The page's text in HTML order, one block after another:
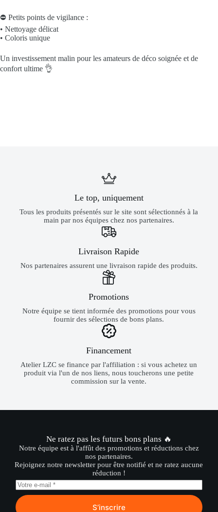
⛔ Petits points de vigilance :
• Nettoyage délicat
• Coloris unique
Un investissement malin pour les amateurs de déco soignée et de
confort ultime 👌
Le top, uniquement
Tous les produits présentés sur le site sont sélectionnés à la
main par nos équipes chez nos partenaires.
Livraison Rapide
Nos partenaires assurent une livraison rapide des produits.
Promotions
Notre équipe se tient informée des promotions pour vous
fournir des sélections de bons plans.
Financement
Atelier LZC se finance par l'affiliation : si vous achetez un
produit via l'un de nos liens, nous toucherons une petite
commission sur la vente.
Ne ratez pas les futurs bons plans 🔥
Notre équipe est à l'affût des promotions et réductions chez
nos partenaires.
Rejoignez notre newsletter pour être notifié et ne ratez aucune
réduction !
S’inscrire